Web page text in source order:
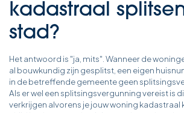
kadastraal
stad?
Het antwoord is "ja, mits". Wanneer de
al bouwkundig zijn gesplitst, een eigen
in de betreffende gemeente geen
Als er wel een splitsingsvergunning vereist is
verkrijgen alvorens je jouw woning kadastraal